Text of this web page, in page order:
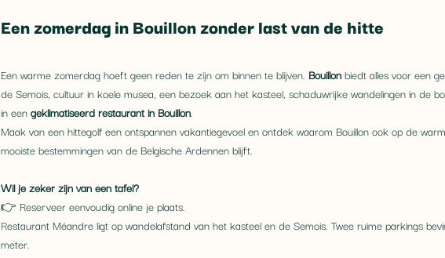
Een zomerdag in Bouillon zonder last van de hitte
Een warme zomerdag hoeft geen reden te zijn om binnen te blijven. Bouillon biedt alles voor een
de Semois, cultuur in koele musea, een bezoek aan het kasteel, schaduwrijke wandelingen in de
in een geklimatiseerd restaurant in Bouillon.
Maak van een hittegolf een ontspannen vakantiegevoel en ontdek waarom Bouillon ook op de
mooiste bestemmingen van de Belgische Ardennen blijft.
Wil je zeker zijn van een tafel?
👉 Reserveer eenvoudig online je plaats.
Restaurant Méandre ligt op wandelafstand van het kasteel en de Semois. Twee ruime parkings
meter.